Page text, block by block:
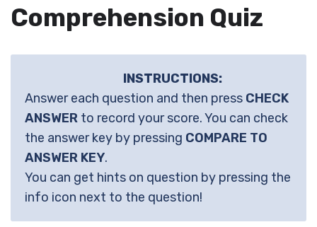
Comprehension Quiz
INSTRUCTIONS:
Answer each question and then press CHECK
ANSWER to record your score. You can check
the answer key by pressing COMPARE TO
ANSWER KEY.
You can get hints on question by pressing the
info icon next to the question!